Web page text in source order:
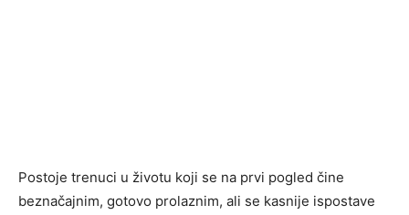
Postoje trenuci u životu koji se na prvi pogled čine
beznačajnim, gotovo prolaznim, ali se kasnije ispostave